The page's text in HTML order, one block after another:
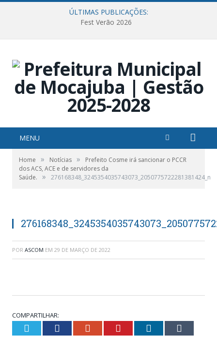
ÚLTIMAS PUBLICAÇÕES:
Fest Verão 2026
MENU
Home » Notícias »
Prefeito Cosme irá sancionar o PCCR
dos ACS, ACE e de servidores da
Saúde.
» 276168348_3245354035743073_2050775722281381424_n
POR ASCOM EM 29 DE MARÇO DE 2022
COMPARTILHAR:
Twitter Facebook Google+ Pinterest LinkedIn